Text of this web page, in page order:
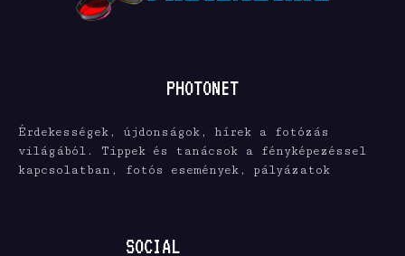
PHOTONET
Érdekességek, újdonságok, hírek a fotózás
világából. Tippek és tanácsok a fényképezéssel
kapcsolatban, fotós események, pályázatok
SOCIAL